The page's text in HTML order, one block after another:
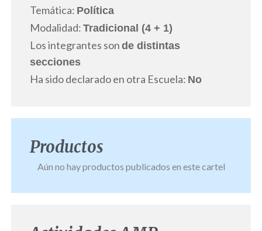
Temática: Política
Modalidad: Tradicional (4 + 1)
Los integrantes son de distintas
secciones
Ha sido declarado en otra Escuela: No
Productos
Aún no hay productos publicados en este cartel